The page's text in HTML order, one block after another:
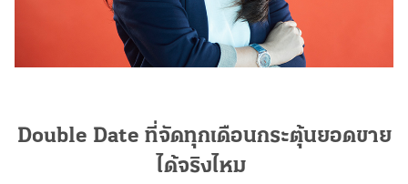
Double Date ที่จัดทุกเดือนกระตุ้นยอดขาย
ได้จริงไหม